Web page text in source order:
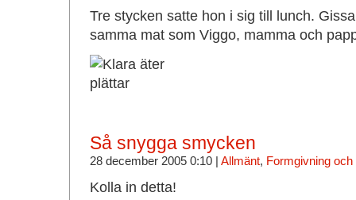
Tre stycken satte hon i sig till lunch.
samma mat som Viggo, mamma och
Så snygga smycken
28 december 2005 0:10 | Allmänt, Formgivning
Kolla in detta!